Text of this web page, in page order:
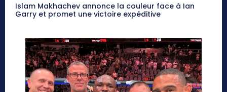
Islam Makhachev annonce la couleur face à Ian
Garry et promet une victoire expéditive